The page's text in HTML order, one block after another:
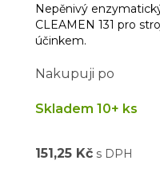
Nepěnivý
CLEAMEN 131 pro
účinkem.
Nakupuji po
Skladem 10+ ks
151,25 Kč s DPH